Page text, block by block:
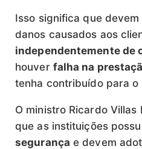
Isso significa que
danos causados aos
independentemente de
houver falha na
tenha contribuído para o
O ministro Ricardo Villas
que as instituições
segurança e devem